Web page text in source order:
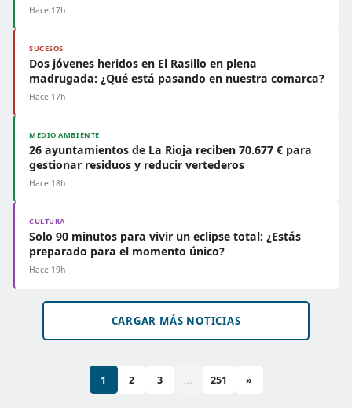
Hace 17h
SUCESOS
Dos jóvenes heridos en El Rasillo en plena
madrugada: ¿Qué está pasando en nuestra comarca?
Hace 17h
MEDIO AMBIENTE
26 ayuntamientos de La Rioja reciben 70.677 € para
gestionar residuos y reducir vertederos
Hace 18h
CULTURA
Solo 90 minutos para vivir un eclipse total: ¿Estás
preparado para el momento único?
Hace 19h
CARGAR MÁS NOTICIAS
1 2 3 ... 251 »